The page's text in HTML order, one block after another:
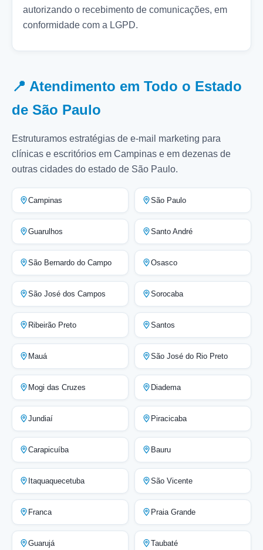
autorizando o recebimento de comunicações, em
conformidade com a LGPD.
📍 Atendimento em Todo o Estado
de São Paulo
Estruturamos estratégias de e-mail marketing para
clínicas e escritórios em Campinas e em dezenas de
outras cidades do estado de São Paulo.
Campinas São Paulo
Guarulhos Santo André
São Bernardo do Campo Osasco
São José dos Campos Sorocaba
Ribeirão Preto Santos
Mauá São José do Rio Preto
Mogi das Cruzes Diadema
Jundiaí Piracicaba
Carapicuíba Bauru
Itaquaquecetuba São Vicente
Franca Praia Grande
Guarujá Taubaté